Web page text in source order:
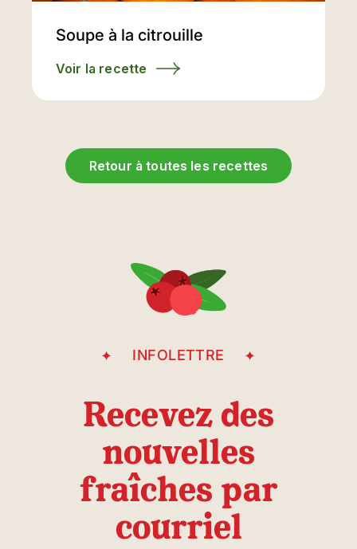
Soupe à la citrouille
Voir la recette
Retour à toutes les recettes
INFOLETTRE
Recevez des
nouvelles
fraîches par
courriel